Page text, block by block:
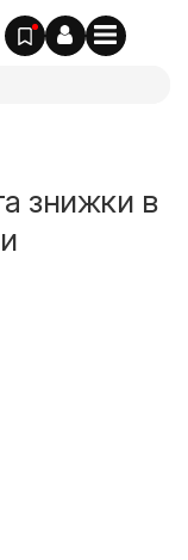
знижки в